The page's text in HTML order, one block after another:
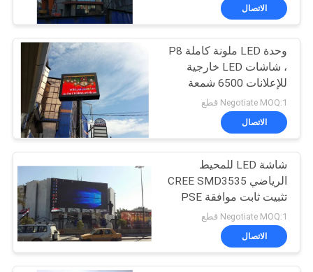
أخبار
اطلب
اقتباس
خريطة
الموقع
PRIVACY
POLICY
لافتات LED قابلة
للبرمجة للتمرير
شاشة LED داخلية
ثابتة
36
الاتصال
وحدة LED ملونة كاملة P8
، شاشات LED خارجية
للإعلانات 6500 شمعة
Negotiate MOQ:1 قطع
الاتصال
شاشة LED للمحيط
الرياضي CREE SMD3535
تثبيت ثابت موافقة PSE
Negotiate MOQ:1 قطع
الاتصال